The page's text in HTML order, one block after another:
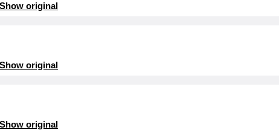
Show original
Show original
Show original